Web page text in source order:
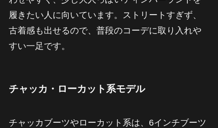
履きたい人に向いています。ストリートすぎず、
古着感も出せるので、普段のコーデに取り入れや
すい一足です。
チャッカ・ローカット系モデル
チャッカブーツやローカット系は、6インチブーツ